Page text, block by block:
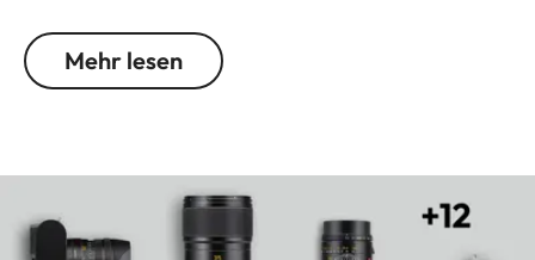
Fotografieren. Die ideale Wahl für alle, die mit
kleinem Gepäck unterwegs sein möchten.
aufwendige optische Konstruktion des Vario-
Elmarit-SL 1:2.8/24-70 ASPH. mit sechs
asphärischen Oberflächen garantiert. Die aus 11
Mehr lesen